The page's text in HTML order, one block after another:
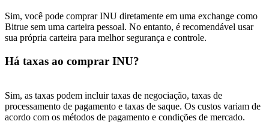
USDT New User Exclusive 10% APR
New Listing Futures Fest
Trade New Futures, Win 200,000 USDT
Sim, você pode comprar INU diretamente em uma exchange como
Bitrue sem uma carteira pessoal. No entanto, é recomendável usar
sua própria carteira para melhor segurança e controle.
Há taxas ao comprar INU?
Sim, as taxas podem incluir taxas de negociação, taxas de
processamento de pagamento e taxas de saque. Os custos variam de
acordo com os métodos de pagamento e condições de mercado.